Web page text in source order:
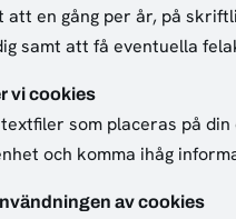
att en gång per år, på
samt att få eventuella
vi cookies
som placeras på
och komma ihåg
av cookies